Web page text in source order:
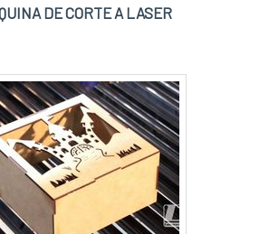
DE CORTE A LASER